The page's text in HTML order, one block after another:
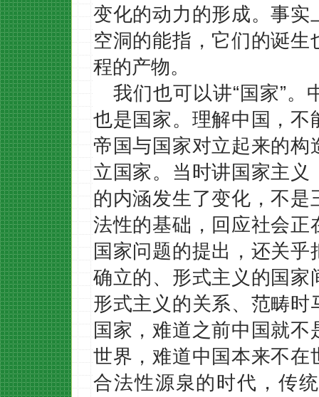
变化的动力的形成。事
空洞的能指，它们的诞
程的产物。
我们也可以讲“国家”
也是国家。理解中国，
帝国与国家对立起来的
立国家。当时讲国家主
的内涵发生了变化，不
法性的基础，回应社会
国家问题的提出，还关
确立的、形式主义的国
形式主义的关系、范畴
国家，难道之前中国就
世界，难道中国本来不
合法性源泉的时代，传